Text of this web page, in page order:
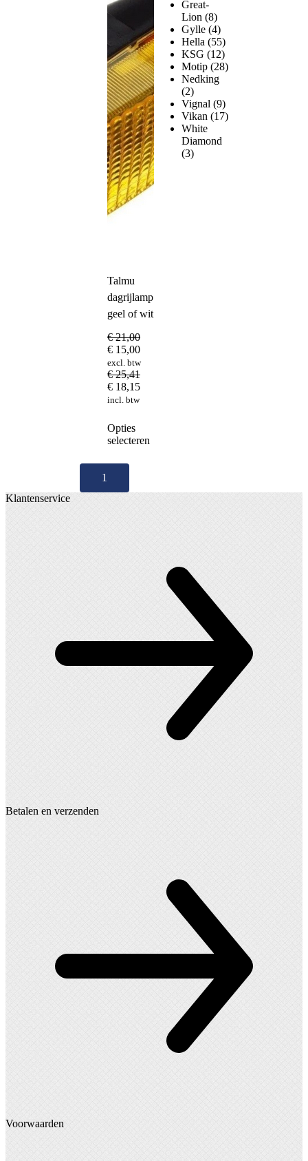
Talmu
dagrijlamp
geel of wit
€21,00
€ 15,00
excl. btw
€25,41
€ 18,15
incl. btw
Opties
selecteren
productpagina
1
Great-
Lion (8)
Gylle (4)
Hella (55)
KSG (12)
Motip (28)
Nedking
(2)
Vignal (9)
Vikan (17)
White
Diamond
(3)
Klantenservice
Betalen en verzenden
Voorwaarden